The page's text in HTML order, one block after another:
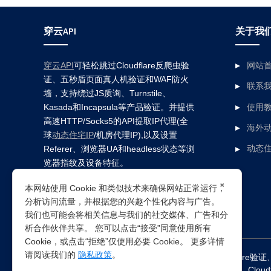
穿云API
穿云API可轻松跳过Cloudflare反爬虫验
证、五秒盾页面真人机验证和WAF防火
墙，支持绕过JS质询、Turnstile、
Kasada和Incapsula等产品验证。并提供
高速HTTP/Socks5的API提取IP代理(全
球动态住宅IP/机房代理IP),以及设置
Referer、浏览器UA和headless状态等浏
览器指纹及设备特征。
关于我
网站
联系
使用
海外
动态
突破所有反Anti-bot机器人检查，轻松 绕过cloudflare验证
×
本网站使用 Cookie 和类似技术来确保网站正常运行，
分析访问流量，并根据您的兴趣个性化内容与广告。
我们也可能会将相关信息与我们的社交媒体、广告和分
析合作伙伴共享。 您可以点击“接受”同意使用所有
Cookie，或点击“拒绝”仅使用必要 Cookie。 更多详情
请阅读我们的 隐私政策。